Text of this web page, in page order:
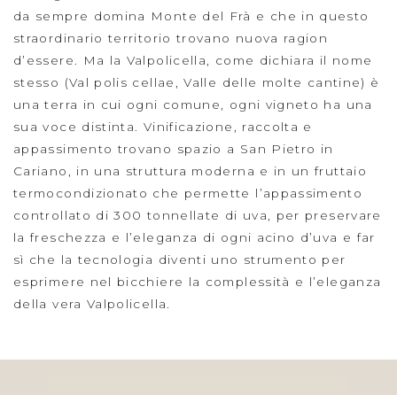
da sempre domina Monte del Frà e che in questo
straordinario territorio trovano nuova ragion
d’essere. Ma la Valpolicella, come dichiara il nome
stesso (Val polis cellae, Valle delle molte cantine) è
una terra in cui ogni comune, ogni vigneto ha una
sua voce distinta. Vinificazione, raccolta e
appassimento trovano spazio a San Pietro in
Cariano, in una struttura moderna e in un fruttaio
termocondizionato che permette l’appassimento
controllato di 300 tonnellate di uva, per preservare
la freschezza e l’eleganza di ogni acino d’uva e far
sì che la tecnologia diventi uno strumento per
esprimere nel bicchiere la complessità e l’eleganza
della vera Valpolicella.